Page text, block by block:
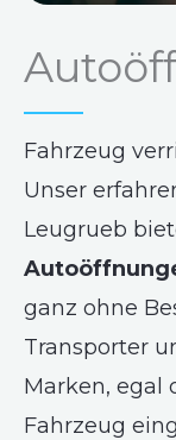
Fahrzeug
Unser
Leugrueb
ganz ohne
Transporter
Marken, egal
Fahrzeug